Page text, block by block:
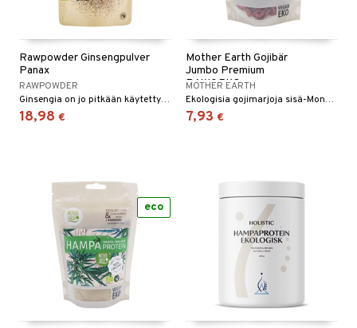
Rawpowder Ginsengpulver
Panax
RAWPOWDER
Ginsengia on jo pitkään käytetty luonnollisena energiatason kohottajana.
18,98 €
Mother Earth Gojibär
Jumbo Premium
RAW&EKO
MOTHER EARTH
Ekologisia gojimarjoja sisä-Mongoliasta.
7,93 €
eco